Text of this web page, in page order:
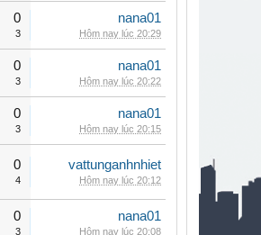
0
3
nana01
Hôm nay lúc 20:29
0
3
nana01
Hôm nay lúc 20:22
0
3
nana01
Hôm nay lúc 20:15
0
4
vattunganhnhiet
Hôm nay lúc 20:12
0
3
nana01
Hôm nay lúc 20:08